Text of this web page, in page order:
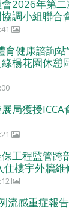
2026年第
調小組聯合
育健康諮詢
楊花園休憩
局獲授
工程監管跨
住樓宇外牆
流感重症報告